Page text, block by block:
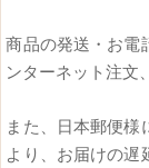
商品の発送・お電
ンターネット注文
また、日本郵便
より、お届けの遅